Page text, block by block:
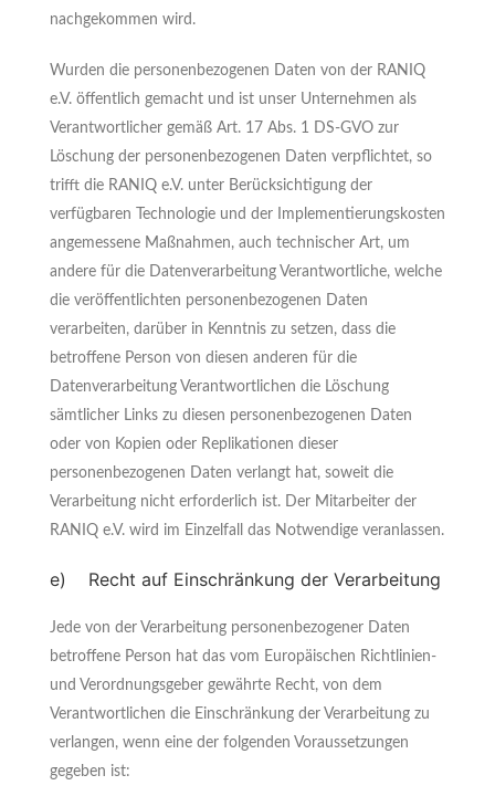
nachgekommen wird.
Wurden die personenbezogenen Daten von der RANIQ
e.V. öffentlich gemacht und ist unser Unternehmen als
Verantwortlicher gemäß Art. 17 Abs. 1 DS-GVO zur
Löschung der personenbezogenen Daten verpflichtet, so
trifft die RANIQ e.V. unter Berücksichtigung der
verfügbaren Technologie und der Implementierungskosten
angemessene Maßnahmen, auch technischer Art, um
andere für die Datenverarbeitung Verantwortliche, welche
die veröffentlichten personenbezogenen Daten
verarbeiten, darüber in Kenntnis zu setzen, dass die
betroffene Person von diesen anderen für die
Datenverarbeitung Verantwortlichen die Löschung
sämtlicher Links zu diesen personenbezogenen Daten
oder von Kopien oder Replikationen dieser
personenbezogenen Daten verlangt hat, soweit die
Verarbeitung nicht erforderlich ist. Der Mitarbeiter der
RANIQ e.V. wird im Einzelfall das Notwendige veranlassen.
e) Recht auf Einschränkung der Verarbeitung
Jede von der Verarbeitung personenbezogener Daten
betroffene Person hat das vom Europäischen Richtlinien-
und Verordnungsgeber gewährte Recht, von dem
Verantwortlichen die Einschränkung der Verarbeitung zu
verlangen, wenn eine der folgenden Voraussetzungen
gegeben ist: